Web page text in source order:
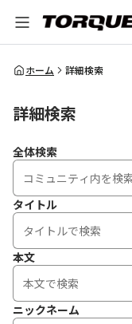
全体検索
ホーム 詳細検索
詳細検索
全体検索
タイトル
本文
ニックネーム